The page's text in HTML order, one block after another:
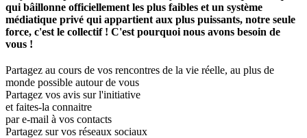
qui bâillonne officiellement les plus faibles et un système
médiatique privé qui appartient aux plus puissants, notre seule
force, c'est le collectif ! C'est pourquoi nous avons besoin de
vous !
Partagez au cours de vos rencontres de la vie réelle, au plus de
monde possible autour de vous
Partagez vos avis sur l'initiative
et faites-la connaitre
par e-mail à vos contacts
Partagez sur vos réseaux sociaux